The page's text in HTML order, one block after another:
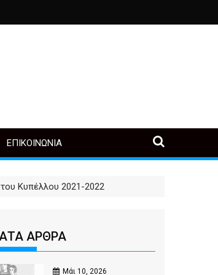
ΕΠΙΚΟΙΝΩΝΊΑ
Κυπέλλου 2021-2022
ΑΡΘΡΑ
Μάι 10, 2026